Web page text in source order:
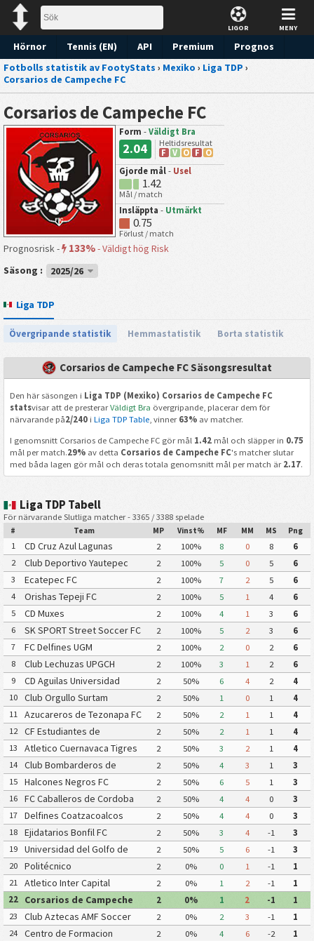
LIGOR MENY
Hörnor Tennis (EN) API Premium
Prognos
Fotbolls statistik av FootyStats › Mexiko › Liga TDP ›
Corsarios de Campeche FC
Corsarios de Campeche FC
Form - Väldigt Bra
2.04
Heltidsresultat
F
V O F
O
Gjorde mål - Usel
1.42
Mål / match
Insläppta - Utmärkt
0.75
Förlust / match
Prognosrisk - 133%-Väldigt hög Risk
Säsong :
2025/26
Liga TDP
Övergripande statistik Hemmastatistik Borta statistik
Corsarios de Campeche FC Säsongsresultat
Den här säsongen i Liga TDP (Mexiko) Corsarios de Campeche FC
statsvisar att de presterarVäldigt Bra övergripande, placerar dem för
närvarande på2/240i Liga TDP Table, vinner 63%av matcher.
I genomsnitt Corsarios de Campeche FC gör mål 1.42mål och släpper in 0.75
mål per match.29%av detta Corsarios de Campeche FC's matcher slutar
med båda lagen gör mål och deras totala genomsnitt mål per match är 2.17.
Liga TDP Tabell
För närvarande Slutliga matcher - 3365 / 3388 spelade
# Team MP Vinst% MF MM MS Png
1 CD Cruz Azul Lagunas 2 100% 8 0 8
6
2
Club Deportivo Yautepec 2 100% 5 0 5
6
3
Ecatepec FC 2 100% 7 2 5
6
4
Orishas Tepeji FC 2 100% 5 1 4
6
5
CD Muxes 2 100% 4 1 3
6
6
SK SPORT Street Soccer FC 2 100% 5 2 3
6
7
FC Delfines UGM 2 100% 2 0 2
6
8
Club Lechuzas UPGCH 2 100% 3 1 2
6
9
CD Aguilas Universidad
Autonoma de Guerrero
2 50% 6 4 2
4
10
Club Orgullo Surtam 2 50% 1 0 1
4
11
Azucareros de Tezonapa FC 2 50% 2 1 1
4
12
CF Estudiantes de
Atlacomulco
2 50% 2 1 1
4
13
Atletico Cuernavaca Tigres
Yautepec
2 50% 3 2 1
4
14
Club Bombarderos de
Tecamac
2 50% 4 3 1
3
15
Halcones Negros FC 2 50% 6 5 1
3
16
FC Caballeros de Cordoba 2 50% 4 4 0
3
17
Delfines Coatzacoalcos 2 50% 4 4 0
3
18
Ejidatarios Bonfil FC 2 50% 3 4 -1
3
19
Universidad del Golfo de
Mexico FC
2 50% 5 6 -1
3
20
Politécnico 2 0% 0 1 -1
1
21
Atletico Inter Capital 2 0% 1 2 -1
1
22
Corsarios de Campeche
FC
2 0% 1 2 -1
1
23
Club Aztecas AMF Soccer
Aragon
2 0% 2 3 -1
1
24
Centro de Formacion
2 0% 4 6 -2
1